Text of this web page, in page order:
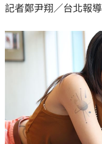
記者鄭尹翔／台北報導